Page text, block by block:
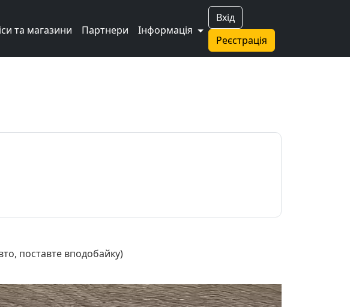
Вхід
Реєстрація
та магазини Партнери Інформація
поставте вподобайку)